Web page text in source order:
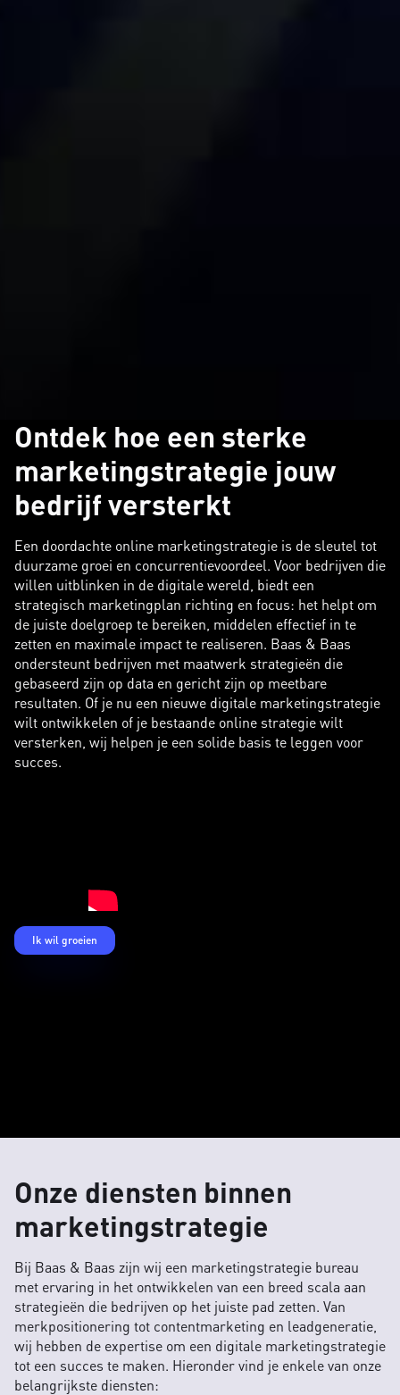
Ontdek hoe een sterke
marketingstrategie jouw
bedrijf versterkt
Een doordachte online marketingstrategie is de sleutel tot
duurzame groei en concurrentievoordeel. Voor bedrijven die
willen uitblinken in de digitale wereld, biedt een
strategisch marketingplan richting en focus: het helpt om
de juiste doelgroep te bereiken, middelen effectief in te
zetten en maximale impact te realiseren. Baas & Baas
ondersteunt bedrijven met maatwerk strategieën die
gebaseerd zijn op data en gericht zijn op meetbare
resultaten. Of je nu een nieuwe digitale marketingstrategie
wilt ontwikkelen of je bestaande online strategie wilt
versterken, wij helpen je een solide basis te leggen voor
succes.
Ik wil groeien
Onze diensten binnen
marketingstrategie
Bij Baas & Baas zijn wij een marketingstrategie bureau
met ervaring in het ontwikkelen van een breed scala aan
strategieën die bedrijven op het juiste pad zetten. Van
merkpositionering tot contentmarketing en leadgeneratie,
wij hebben de expertise om een digitale marketingstrategie
tot een succes te maken. Hieronder vind je enkele van onze
belangrijkste diensten: